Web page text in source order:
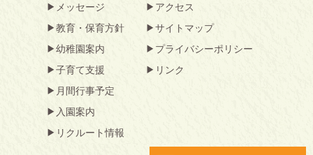
メッセージ
教育・保育方針
幼稚園案内
子育て支援
月間行事予定
入園案内
リクルート情報
アクセス
サイトマップ
プライバシーポリシー
リンク